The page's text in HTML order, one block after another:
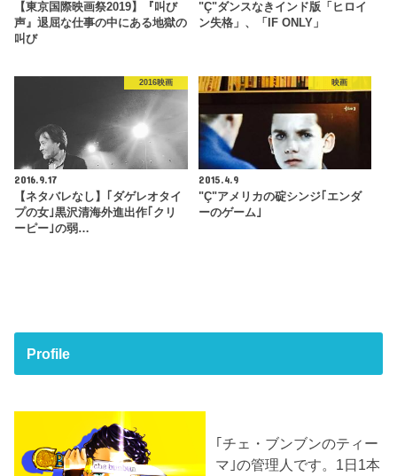
【東京国際映画祭2019】『叫び
声』退屈な仕事の中にある地獄の
叫び
"Ç"ダンスなきインド版「ヒロイ
ン失格」、「IF ONLY」
2016映画
2016.9.17
【ネタバレなし】｢ダゲレオタイ
プの女｣黒沢清海外進出作｢クリ
ーピー｣の弱…
映画
2015.4.9
"Ç"アメリカの碇シンジ｢エンダ
ーのゲーム｣
Profile
｢チェ・ブンブンのティー
マ｣の管理人です。1日1本